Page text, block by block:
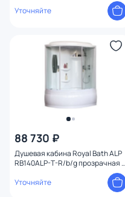
Уточняйте
88 730 ₽
Душевая кабина Royal Bath ALP
RB140ALP-T-R/b/g прозрачная /
Уточняйте